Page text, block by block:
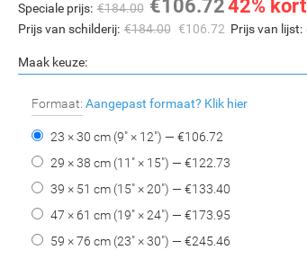
Speciale prijs: €184.00 €106.7242%
Prijs van schilderij: €184.00 €106.72 Prijs van lijst:
Maak keuze:
Formaat: Aangepast formaat? Klik hier
23 × 30 cm (9" × 12") — €106.72
29 × 38 cm (11" × 15") — €122.73
39 × 51 cm (15" × 20") — €133.40
47 × 61 cm (19" × 24") — €173.95
59 × 76 cm (23" × 30") — €245.46